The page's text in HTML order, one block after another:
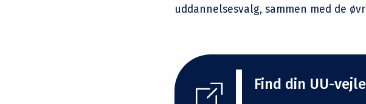
uddannelsesvalg, sammen med de
Find din UU-